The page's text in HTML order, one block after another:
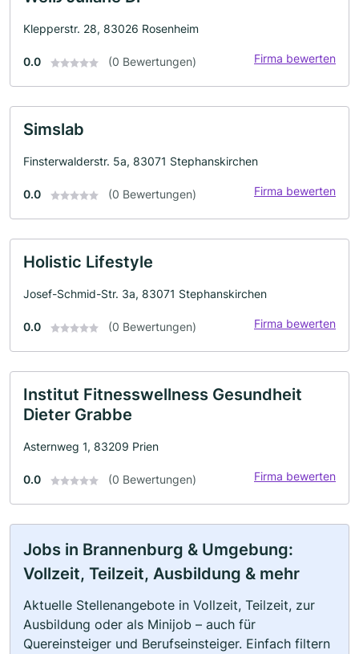
Klepperstr. 28, 83026 Rosenheim
0.0 (0 Bewertungen) Firma bewerten
Simslab
Finsterwalderstr. 5a, 83071 Stephanskirchen
0.0 (0 Bewertungen) Firma bewerten
Holistic Lifestyle
Josef-Schmid-Str. 3a, 83071 Stephanskirchen
0.0 (0 Bewertungen) Firma bewerten
Institut Fitnesswellness Gesundheit
Dieter Grabbe
Asternweg 1, 83209 Prien
0.0 (0 Bewertungen) Firma bewerten
Jobs in Brannenburg & Umgebung:
Vollzeit, Teilzeit, Ausbildung & mehr
Aktuelle Stellenangebote in Vollzeit, Teilzeit, zur
Ausbildung oder als Minijob – auch für
Quereinsteiger und Berufseinsteiger. Einfach filtern